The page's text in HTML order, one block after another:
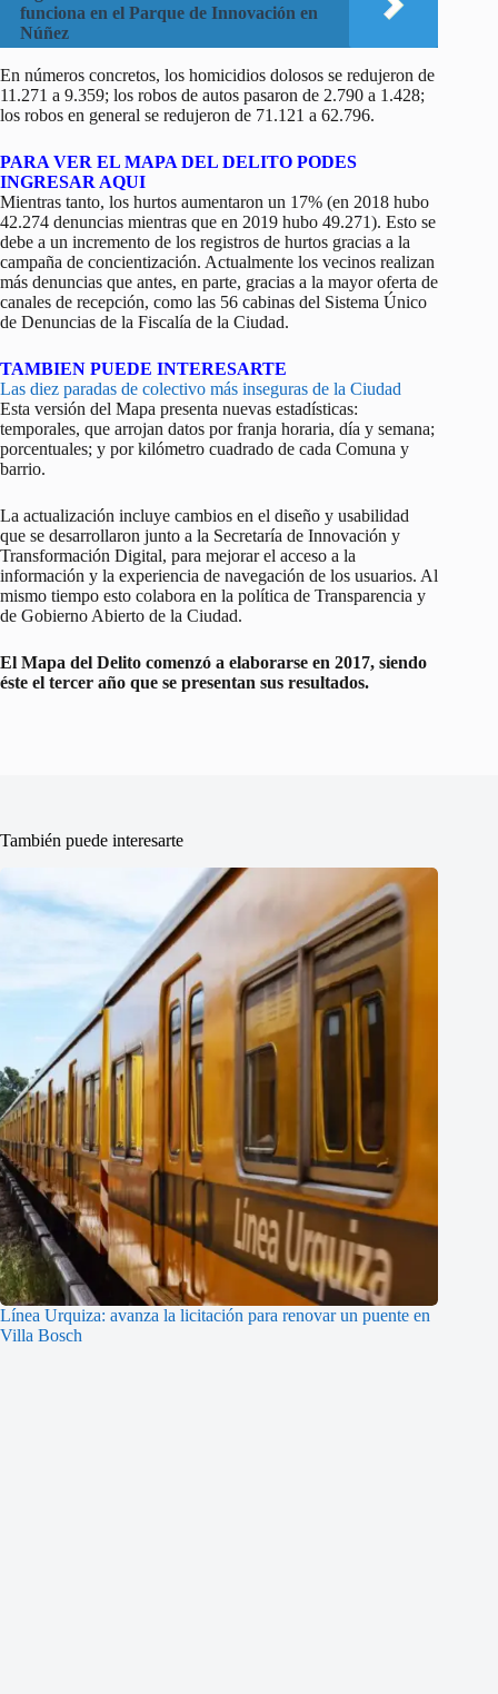
funciona en el Parque de Innovación en
Núñez
En números concretos, los homicidios dolosos se redujeron de
11.271 a 9.359; los robos de autos pasaron de 2.790 a 1.428;
los robos en general se redujeron de 71.121 a 62.796.
PARA VER EL MAPA DEL DELITO PODES
INGRESAR AQUI
Mientras tanto, los hurtos aumentaron un 17% (en 2018 hubo
42.274 denuncias mientras que en 2019 hubo 49.271). Esto se
debe a un incremento de los registros de hurtos gracias a la
campaña de concientización. Actualmente los vecinos realizan
más denuncias que antes, en parte, gracias a la mayor oferta de
canales de recepción, como las 56 cabinas del Sistema Único
de Denuncias de la Fiscalía de la Ciudad.
TAMBIEN PUEDE INTERESARTE
Las diez paradas de colectivo más inseguras de la Ciudad
Esta versión del Mapa presenta nuevas estadísticas:
temporales, que arrojan datos por franja horaria, día y semana;
porcentuales; y por kilómetro cuadrado de cada Comuna y
barrio.
La actualización incluye cambios en el diseño y usabilidad
que se desarrollaron junto a la Secretaría de Innovación y
Transformación Digital, para mejorar el acceso a la
información y la experiencia de navegación de los usuarios. Al
mismo tiempo esto colabora en la política de Transparencia y
de Gobierno Abierto de la Ciudad.
El Mapa del Delito comenzó a elaborarse en 2017, siendo
éste el tercer año que se presentan sus resultados.
También puede interesarte
Línea Urquiza: avanza la licitación para renovar un puente en
Villa Bosch